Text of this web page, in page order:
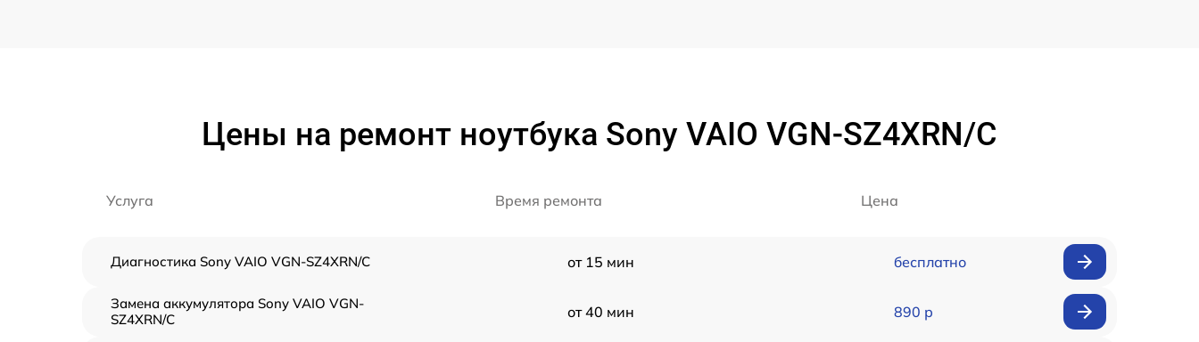
Цены на ремонт ноутбука Sony VAIO VGN-SZ4XRN/C
Услуга Время ремонта Цена
Диагностика Sony VAIO VGN-SZ4XRN/C от 15 мин бесплатно
Замена аккумулятора Sony VAIO VGN-
SZ4XRN/C
от 40 мин 890 р